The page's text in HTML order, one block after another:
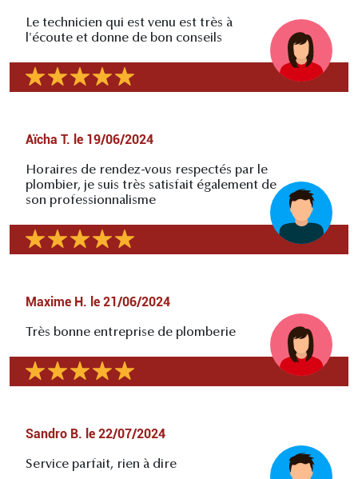
Le technicien qui est venu est très à
l'écoute et donne de bon conseils
Aïcha T. le 19/06/2024
Horaires de rendez-vous respectés par le
plombier, je suis très satisfait également de
son professionnalisme
Maxime H. le 21/06/2024
Très bonne entreprise de plomberie
Sandro B. le 22/07/2024
Service parfait, rien à dire